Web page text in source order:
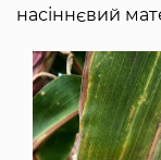
насіннєвий